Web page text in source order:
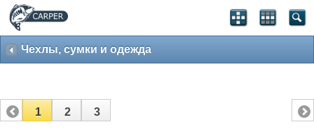
Чехлы, сумки и одежда
1 2 3